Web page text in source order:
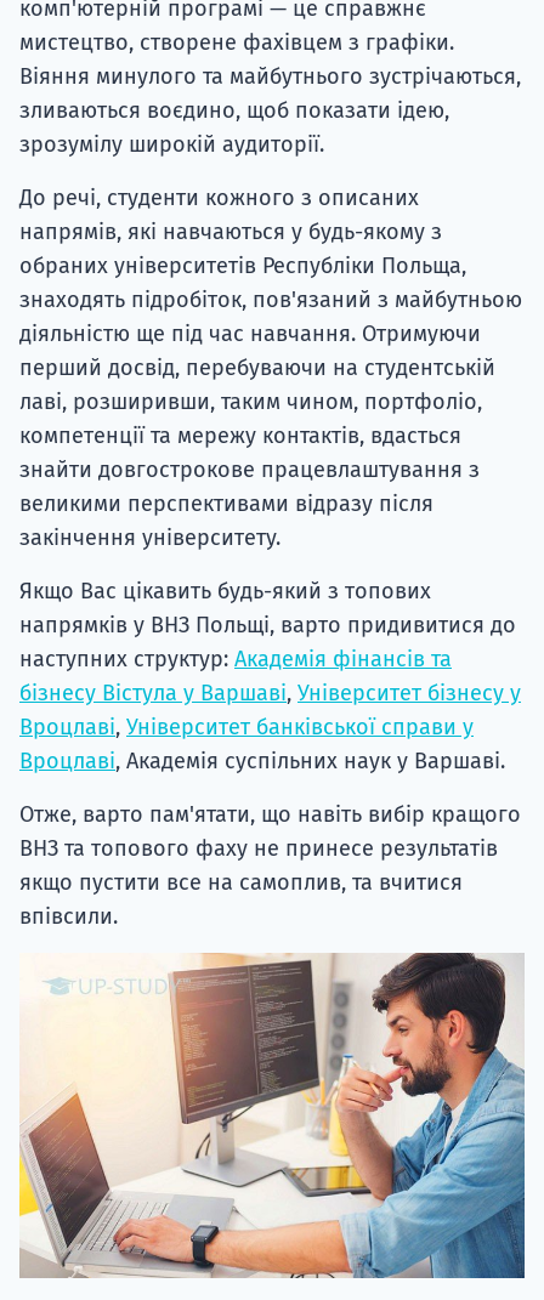
комп'ютерній програмі — це справжнє
мистецтво, створене фахівцем з графіки.
Віяння минулого та майбутнього зустрічаються,
зливаються воєдино, щоб показати ідею,
зрозумілу широкій аудиторії.
До речі, студенти кожного з описаних
напрямів, які навчаються у будь-якому з
обраних університетів Республіки Польща,
знаходять підробіток, пов'язаний з майбутньою
діяльністю ще під час навчання. Отримуючи
перший досвід, перебуваючи на студентській
лаві, розширивши, таким чином, портфоліо,
компетенції та мережу контактів, вдасться
знайти довгострокове працевлаштування з
великими перспективами відразу після
закінчення університету.
Якщо Вас цікавить будь-який з топових
напрямків у ВНЗ Польщі, варто придивитися до
наступних структур: Академія фінансів та
бізнесу Вістула у Варшаві, Університет бізнесу у
Вроцлаві, Університет банківської справи у
Вроцлаві, Академія суспільних наук у Варшаві.
Отже, варто пам'ятати, що навіть вибір кращого
ВНЗ та топового фаху не принесе результатів
якщо пустити все на самоплив, та вчитися
впівсили.